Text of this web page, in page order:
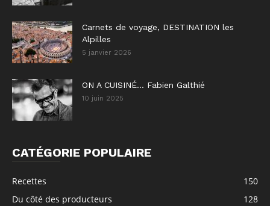
Carnets de voyage, DESTINATION les
Alpilles
5 janvier 2026
ON A CUISINÉ… Fabien Galthié
10 juin 2025
CATÉGORIE POPULAIRE
Recettes
150
Du côté des producteurs
128